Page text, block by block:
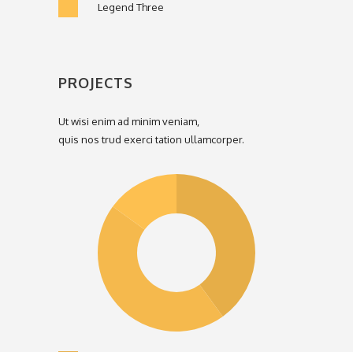
Legend Three
PROJECTS
Ut wisi enim ad minim veniam,
quis nos trud exerci tation ullamcorper.